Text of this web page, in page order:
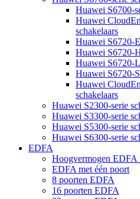
Huawei S6700-
Huawei
schakelaars
Huawei S6720-
Huawei S6720-
Huawei S6720-
Huawei S6720-
Huawei
schakelaars
Huawei S2300-serie
Huawei S3300-serie
Huawei S5300-serie
Huawei S6300-serie
EDFA
Hoogvermogen EDFA
EDFA met één poort
8 poorten EDFA
16 poorten EDFA